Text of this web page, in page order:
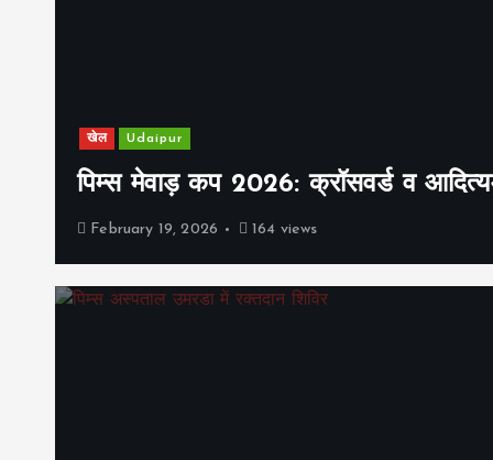
खेल Udaipur
पिम्स मेवाड़ कप 2026: क्रॉसवर्ड व
February 19, 2026 164 views